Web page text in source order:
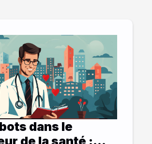
dans le
de la santé :